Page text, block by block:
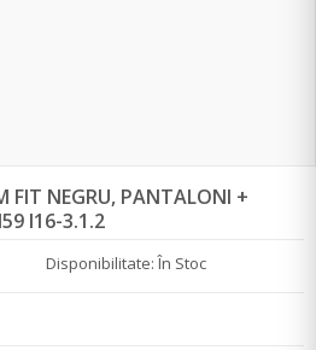
FIT NEGRU, PANTALONI +
I16-3.1.2
Disponibilitate: În Stoc